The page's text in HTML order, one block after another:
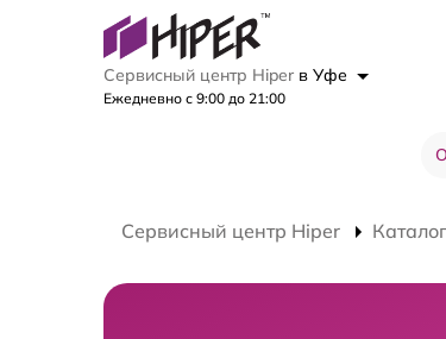
Сервисный центр Hiper в Уфе
Ежедневно с 9:00 до 21:00
Сервисный центр Hiper